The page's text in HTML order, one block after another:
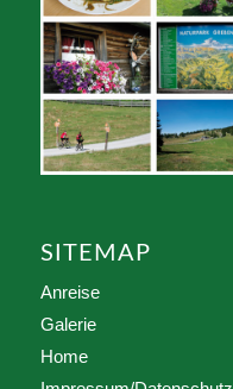
SITEMAP
Anreise
Galerie
Home